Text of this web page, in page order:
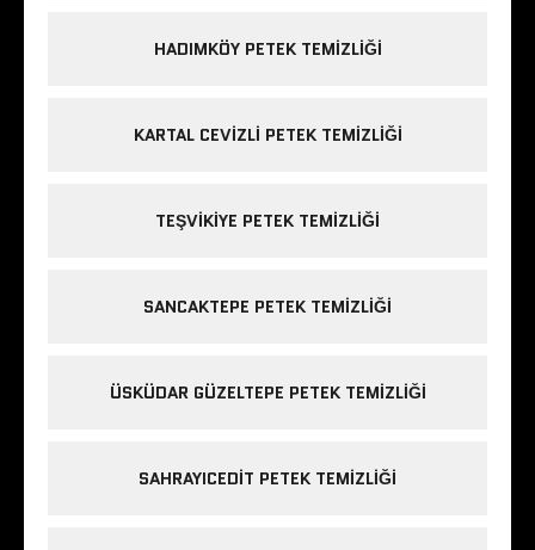
HADIMKÖY PETEK TEMIZLIĞI
KARTAL CEVIZLI PETEK TEMIZLIĞI
TEŞVIKIYE PETEK TEMIZLIĞI
SANCAKTEPE PETEK TEMIZLIĞI
ÜSKÜDAR GÜZELTEPE PETEK TEMIZLIĞI
SAHRAYICEDIT PETEK TEMIZLIĞI